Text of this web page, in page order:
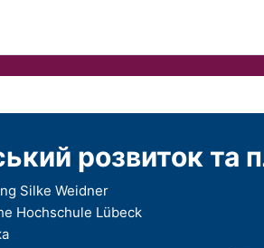
розвиток та
Silke Weidner
Hochschule Lübeck